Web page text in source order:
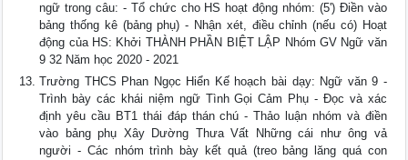
ngữ trong câu: - Tổ chức cho HS hoạt động nhóm: (5') Điền vào
bảng thống kê (bảng phụ) - Nhận xét, điều chỉnh (nếu có) Hoạt
động của HS: Khởi THÀNH PHẦN BIỆT LẬP Nhóm GV Ngữ văn
9 32 Năm học 2020 - 2021
Trường THCS Phan Ngọc Hiển Kế hoạch bài dạy: Ngữ văn 9 -
Trình bày các khái niệm ngữ Tình Gọi Cảm Phụ - Đọc và xác
định yêu cầu BT1 thái đáp thán chú - Thảo luận nhóm và điền
vào bảng phụ Xây Dường Thưa Vất Những cái như ông vả
người - Các nhóm trình bày kết quả (treo bảng lăng quá con